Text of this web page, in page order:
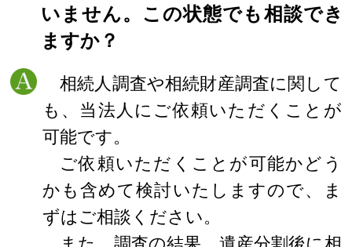
いません。この状態でも相談でき
ますか？
相続人調査や相続財産調査に関して
も、当法人にご依頼いただくことが
可能です。
ご依頼いただくことが可能かどう
かも含めて検討いたしますので、ま
ずはご相談ください。